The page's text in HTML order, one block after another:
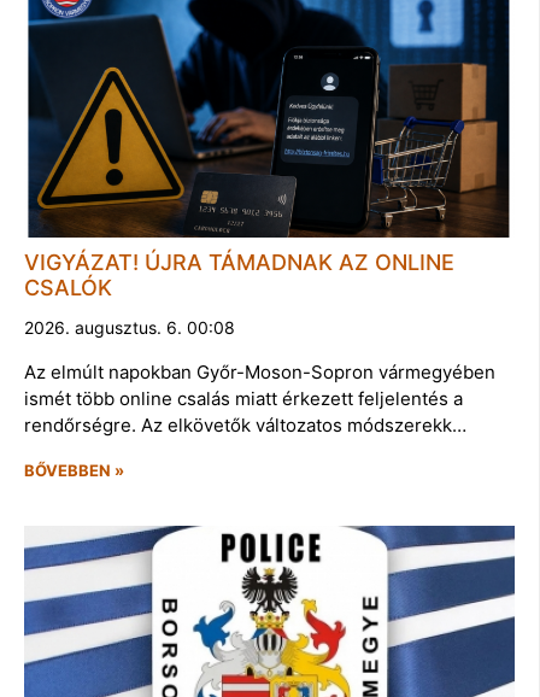
VIGYÁZAT! ÚJRA TÁMADNAK AZ ONLINE
CSALÓK
2026. augusztus. 6. 00:08
Az elmúlt napokban Győr-Moson-Sopron vármegyében
ismét több online csalás miatt érkezett feljelentés a
rendőrségre. Az elkövetők változatos módszerekk…
BŐVEBBEN »